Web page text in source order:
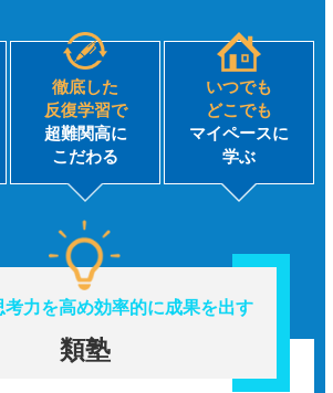
徹底した
反復学習で
超難関高に
こだわる
いつでも
どこでも
マイペースに
学ぶ
考力を高め効率的に成果を出す
類塾